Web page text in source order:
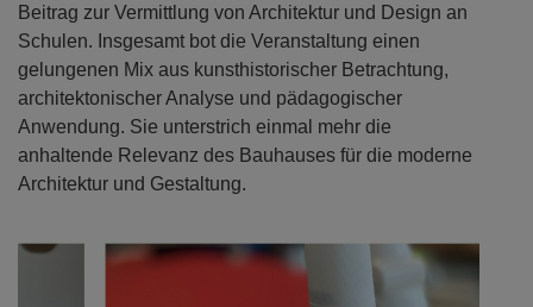
Beitrag zur Vermittlung von Architektur und Design an
Schulen. Insgesamt bot die Veranstaltung einen
gelungenen Mix aus kunsthistorischer Betrachtung,
architektonischer Analyse und pädagogischer
Anwendung. Sie unterstrich einmal mehr die
anhaltende Relevanz des Bauhauses für die moderne
Architektur und Gestaltung.
Previous Next